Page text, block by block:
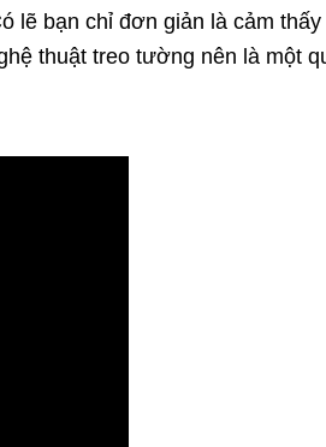
lẽ bạn chỉ đơn giản là cảm thấy
thuật treo tường nên là một